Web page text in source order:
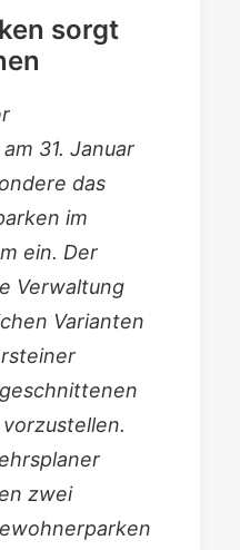
sorgt
31. Januar
das
im
ein. Der
Verwaltung
Varianten
zwei